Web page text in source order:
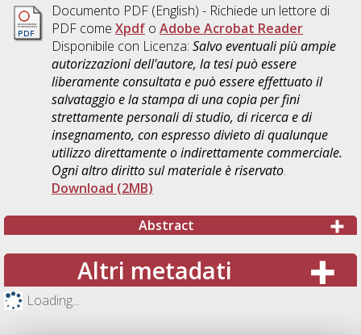
Documento PDF(English) - Richiede un lettore di
PDF come Xpdfo Adobe Acrobat Reader
Disponibile con Licenza: Salvo eventuali più ampie
autorizzazioni dell'autore, la tesi può essere
liberamente consultata e può essere effettuato il
salvataggio e la stampa di una copia per fini
strettamente personali di studio, di ricerca e di
insegnamento, con espresso divieto di qualunque
utilizzo direttamente o indirettamente commerciale.
Ogni altro diritto sul materiale è riservato.
Download (2MB)
Abstract
Altri metadati
Loading...